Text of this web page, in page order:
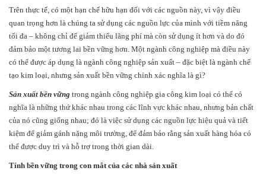
Trên thực tế, có một hạn chế hữu hạn đối với các nguồn này, vì vậy điều
quan trọng hơn là chúng ta sử dụng các nguồn lực của mình với tiềm năng
tối đa – không chỉ để giảm thiểu lãng phí mà còn sử dụng ít hơn và do đó
đảm bảo một tương lai bền vững hơn. Một ngành công nghiệp mà điều này
có thể được áp dụng là ngành công nghiệp sản xuất – đặc biệt là ngành chế
tạo kim loại, nhưng sản xuất bền vững chính xác nghĩa là gì?
Sản xuất bền vững trong ngành công nghiệp gia công kim loại có thể có
nghĩa là những thứ khác nhau trong các lĩnh vực khác nhau, nhưng bản chất
của nó cũng giống nhau; đó là việc sử dụng các nguồn lực hiệu quả và tiết
kiệm để giảm gánh nặng môi trường, để đảm bảo rằng sản xuất hàng hóa có
thể được duy trì và hỗ trợ trong thời gian dài.
Tính bền vững trong con mắt của các nhà sản xuất